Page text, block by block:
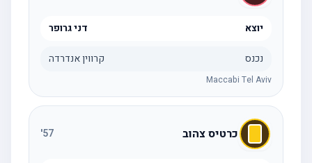
יוצא דני גרופר
נכנס קרווין אנדרדה
Maccabi Tel Aviv
כרטיס צהוב 57
'